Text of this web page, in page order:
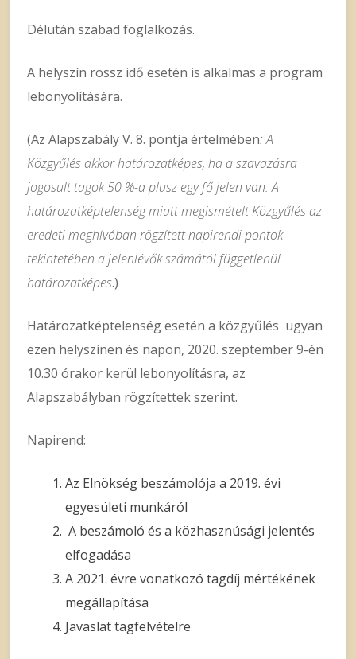
Délután szabad foglalkozás.
A helyszín rossz idő esetén is alkalmas a program
lebonyolítására.
(Az Alapszabály V. 8. pontja értelmében: A
Közgyűlés akkor határozatképes, ha a szavazásra
jogosult tagok 50 %-a plusz egy fő jelen van. A
határozatképtelenség miatt megismételt Közgyűlés az
eredeti meghívóban rögzített napirendi pontok
tekintetében a jelenlévők számától függetlenül
határozatképes.)
Határozatképtelenség esetén a közgyűlés ugyan
ezen helyszínen és napon, 2020. szeptember 9-én
10.30 órakor kerül lebonyolításra, az
Alapszabályban rögzítettek szerint.
Napirend:
Az Elnökség beszámolója a 2019. évi
egyesületi munkáról
A beszámoló és a közhasznúsági jelentés
elfogadása
A 2021. évre vonatkozó tagdíj mértékének
megállapítása
Javaslat tagfelvételre